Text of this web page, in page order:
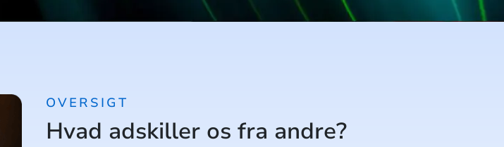
OVERSIGT
Hvad adskiller os fra andre?